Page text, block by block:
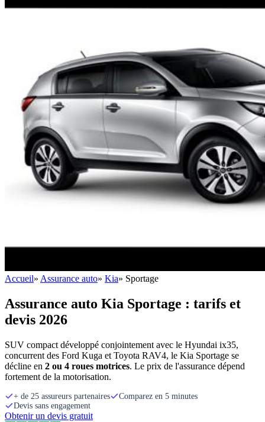
Accueil» Assurance auto» Kia» Sportage
Assurance auto Kia Sportage : tarifs et
devis 2026
SUV compact développé conjointement avec le Hyundai ix35,
concurrent des Ford Kuga et Toyota RAV4, le Kia Sportage se
décline en 2 ou 4 roues motrices. Le prix de l'assurance dépend
fortement de la motorisation.
+ de 25 assureurs partenaires
Comparez en 5 minutes
Devis sans engagement
Obtenir un devis gratuit